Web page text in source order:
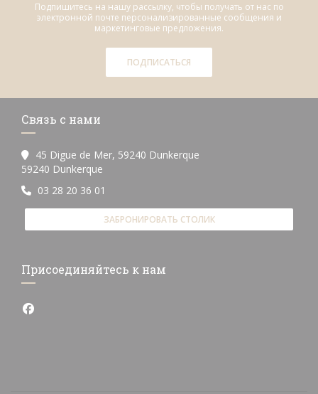
Подпишитесь на нашу рассылку, чтобы получать от нас по
электронной почте персонализированные сообщения и
маркетинговые предложения.
ПОДПИСАТЬСЯ
Связь с нами
45 Digue de Mer, 59240 Dunkerque
59240 Dunkerque
03 28 20 36 01
ЗАБРОНИРОВАТЬ СТОЛИК
Присоединяйтесь к нам
Facebook ((открывается в новом окне))